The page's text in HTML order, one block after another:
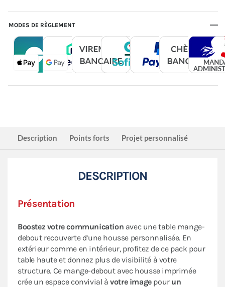
MODES DE RÈGLEMENT
Description Points forts Projet personnalisé
DESCRIPTION
Présentation
Boostez votre communication avec une table mange-
debout recouverte d’une housse personnalisée. En
extérieur comme en intérieur, profitez de ce pack pour
table haute et donnez plus de visibilité à votre
structure. Ce mange-debout avec housse imprimée
crée un espace convivial àvotre imagepour un